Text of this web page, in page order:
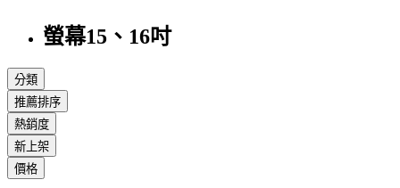
螢幕15、16吋
分類
推薦排序
熱銷度
新上架
價格